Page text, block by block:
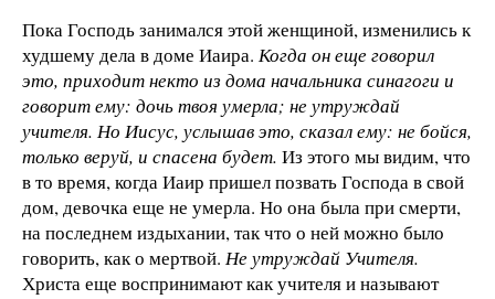
Пока Господь занимался этой женщиной, изменились к
худшему дела в доме Иаира. Когда он еще говорил
это, приходит некто из дома начальника синагоги и
говорит ему: дочь твоя умерла; не утруждай
учителя. Но Иисус, услышав это, сказал ему: не бойся,
только веруй, и спасена будет. Из этого мы видим, что
в то время, когда Иаир пришел позвать Господа в свой
дом, девочка еще не умерла. Но она была при смерти,
на последнем издыхании, так что о ней можно было
говорить, как о мертвой. Не утруждай Учителя.
Христа еще воспринимают как учителя и называют